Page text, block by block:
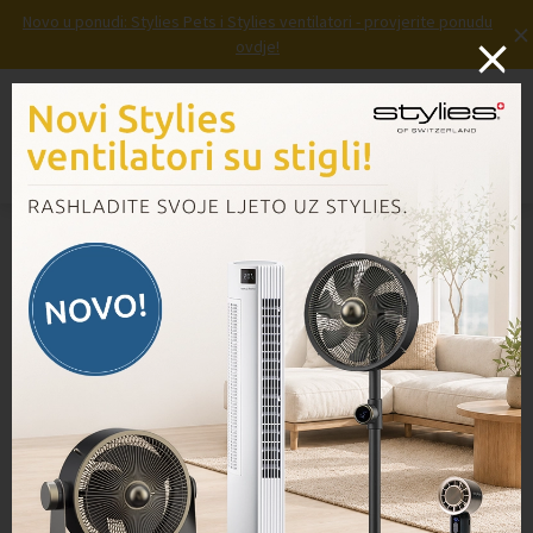
Novo u ponudi: Stylies Pets i Stylies ventilatori - provjerite ponudu
ovdje!
×
Prijava Košarica
Domov
/ Proizvodi / Električni punjač VG100 i VC100